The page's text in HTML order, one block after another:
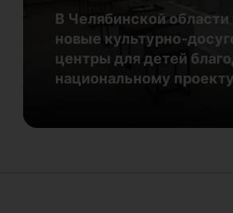
профессия: Публичка
подростков в клуб
Подробнее
В Челябинской области
новые культурно-
центры для детей
национальному